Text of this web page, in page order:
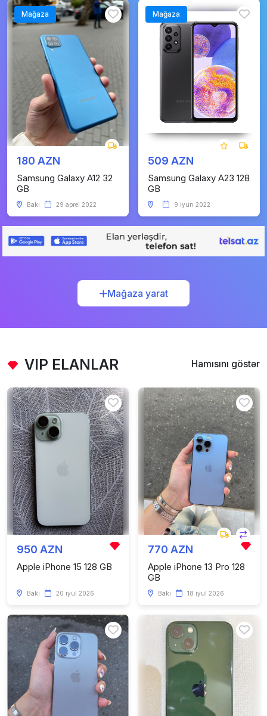
Mağaza
180 AZN
Samsung Galaxy A12 32
GB
Bakı 29 aprel 2022
Mağaza
509 AZN
Samsung Galaxy A23 128
GB
9 iyun 2022
Mağaza yarat
VIP ELANLAR Hamısını göstər
950 AZN
Apple iPhone 15 128 GB
Bakı 20 iyul 2026
770 AZN
Apple iPhone 13 Pro 128
GB
Bakı 18 iyul 2026